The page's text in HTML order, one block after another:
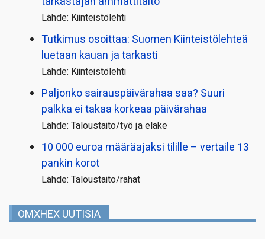
Lähde: Kiinteistölehti
Tutkimus osoittaa: Suomen Kiinteistölehteä
luetaan kauan ja tarkasti
Lähde: Kiinteistölehti
Paljonko sairauspäivä­rahaa saa? Suuri
palkka ei takaa korkeaa päivärahaa
Lähde: Taloustaito/työ ja eläke
10 000 euroa määräajaksi tilille – vertaile 13
pankin korot
Lähde: Taloustaito/rahat
OMXHEX UUTISIA